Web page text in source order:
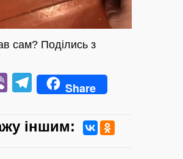
сам? Поділись з
ViberTelegram
Share
iншим: